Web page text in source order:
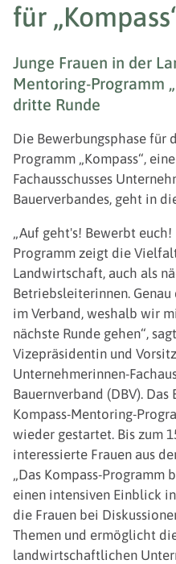
für
Junge Frauen in der
Mentoring-Programm
dritte Runde
Die Bewerbungsphase für
Programm „Kompass“,
Fachausschusses
Bauerverbandes, geht in
„Auf geht's! Bewerbt
Programm zeigt die
Landwirtschaft, auch als
Betriebsleiterinnen.
im Verband, weshalb wir
nächste Runde gehen“,
Vizepräsidentin und
Unternehmerinnen-
Bauernverband (DBV).
Kompass-Mentoring-
wieder gestartet. Bis zum
interessierte Frauen aus
„Das Kompass-Programm
einen intensiven Einblick
die Frauen bei
Themen und ermöglicht
landwirtschaftlichen